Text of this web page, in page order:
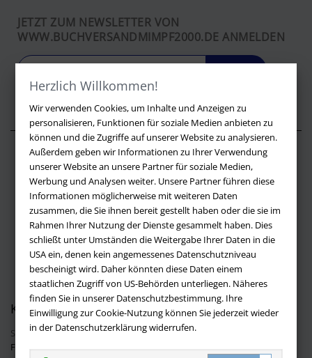
Herzlich Willkommen!
Wir verwenden Cookies, um Inhalte und Anzeigen zu
personalisieren, Funktionen für soziale Medien anbieten zu
können und die Zugriffe auf unserer Website zu analysieren.
Außerdem geben wir Informationen zu Ihrer Verwendung
unserer Website an unsere Partner für soziale Medien,
Werbung und Analysen weiter. Unsere Partner führen diese
Informationen möglicherweise mit weiteren Daten
zusammen, die Sie ihnen bereit gestellt haben oder die sie im
Rahmen Ihrer Nutzung der Dienste gesammelt haben. Dies
schließt unter Umständen die Weitergabe Ihrer Daten in die
USA ein, denen kein angemessenes Datenschutzniveau
bescheinigt wird. Daher könnten diese Daten einem
staatlichen Zugriff von US-Behörden unterliegen. Näheres
finden Sie in unserer Datenschutzbestimmung. Ihre
Einwilligung zur Cookie-Nutzung können Sie jederzeit wieder
in der Datenschutzerklärung widerrufen.
JETZT ZUM NEWSLETTER VON
WWW.BUCHVERSANDMIMPF2000.DE ANMELDEN
Über buchversandmimpf2000.de
Impressum
Versandbedingungen
Widerruf
Batteriehinweis
AGB
Datenschutz
Kontakt
Sie haben Fragen?Hier finden Sie Antworten auf häufig gestellte
Fragen.